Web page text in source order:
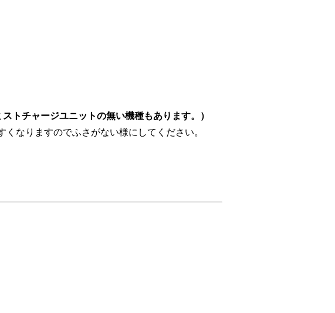
トチャージユニットの無い機種もあります。）
なりますのでふさがない様にしてください。